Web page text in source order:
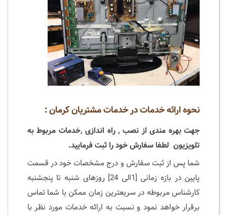
نحوه ارائه خدمات در خدمات مشتریان کرمان :
جهت بهره مندی از نصب , راه اندازی ,خدمات مربوط به
تلویزیون لطفا سفارش خود را ثبت فرمایید.
شما پس از ثبت سفارش و درج مشخصات خود در قسمت
پایین در بازه زمانی [1الی 24] روزهای شنبه تا پنجشنبه
کارشناس مربوطه در سریعترین زمان ممکن با شما تماس
برقرار خواهد نمود و نسبت به ارائه خدمات مورد نظر با